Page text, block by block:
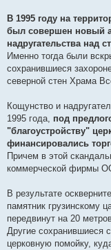
В 1995 году на
был совершен новый
надругательства над
Именно тогда были
сохранившиеся
северной стен Храма
Кощунство и
1995 года, под
"благоустройству"
финансировались
Причем в этой
коммерческой фирмы
В результате
памятник грузинскому
передвинут на 20
Другие сохранившиеся
церковную помойку,